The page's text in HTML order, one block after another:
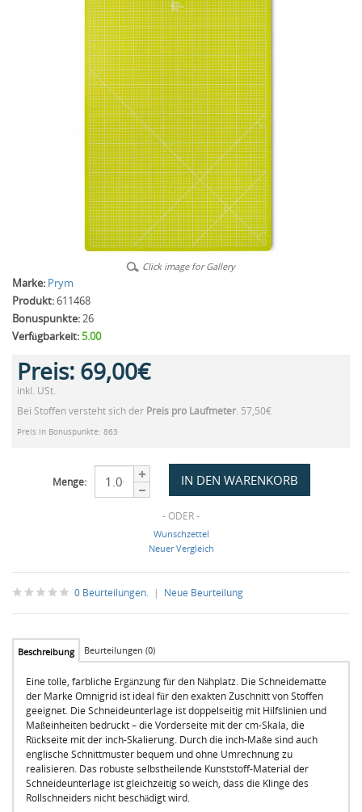
Click image for Gallery
Marke: Prym
Produkt:611468
Bonuspunkte:26
Verfügbarkeit:5.00
Preis: 69,00€
inkl. USt.
Bei Stoffen versteht sich der Preis pro Laufmeter. 57,50€
Preis in Bonuspunkte: 863
Menge:
- ODER -
Wunschzettel
Neuer Vergleich
0 Beurteilungen. | Neue Beurteilung
Beschreibung Beurteilungen (0)
Eine tolle, farbliche Ergänzung für den Nähplatz. Die Schneidematte
der Marke Omnigrid ist ideal für den exakten Zuschnitt von Stoffen
geeignet. Die Schneideunterlage ist doppelseitig mit Hilfslinien und
Maßeinheiten bedruckt – die Vorderseite mit der cm-Skala, die
Rückseite mit der inch-Skalierung. Durch die inch-Maße sind auch
englische Schnittmuster bequem und ohne Umrechnung zu
realisieren. Das robuste selbstheilende Kunststoff-Material der
Schneideunterlage ist gleichzeitig so weich, dass die Klinge des
Rollschneiders nicht beschädigt wird.